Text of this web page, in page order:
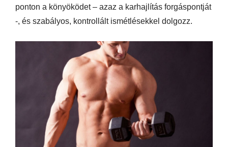
ponton a könyöködet – azaz a karhajlítás forgáspontját
-, és szabályos, kontrollált ismétlésekkel dolgozz.